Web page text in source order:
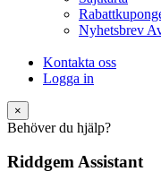
Nyhetsbrev
Kontakta oss
Logga in
×
Behöver du hjälp?
Riddgem Assistant